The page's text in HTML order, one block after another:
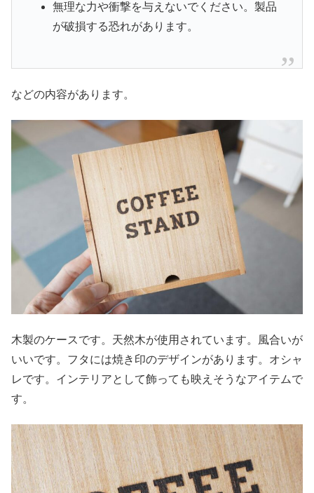
無理な力や衝撃を与えないでください。製品
が破損する恐れがあります。
などの内容があります。
木製のケースです。天然木が使用されています。風合いが
いいです。フタには焼き印のデザインがあります。オシャ
レです。インテリアとして飾っても映えそうなアイテムで
す。